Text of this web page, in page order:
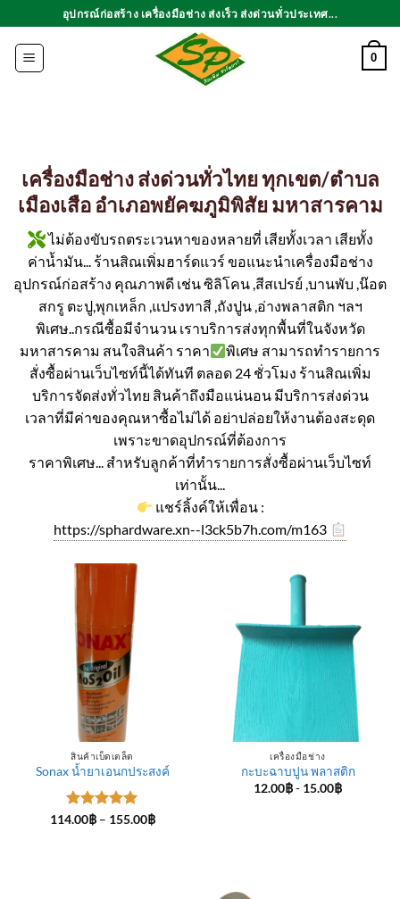
ไป
เนื้อหา
อุปกรณ์ก่อสร้าง เครื่องมือช่าง ส่งเร็ว ส่งด่วนทั่วประเทศ...
0
เครื่องมือช่าง ส่งด่วนทั่วไทย ทุกเขต/ตำบล
เมืองเสือ อำเภอพยัคฆภูมิพิสัย มหาสารคาม
ไม่ต้องขับรถตระเวนหาของหลายที่ เสียทั้งเวลา เสียทั้ง
ค่าน้ำมัน... ร้านสิณเพิ่มฮาร์ดแวร์ ขอแนะนำเครื่องมือช่าง
อุปกรณ์ก่อสร้าง คุณภาพดี เช่น ซิลิโคน ,สีสเปรย์ ,บานพับ ,น๊อต
สกรู ตะปู,พุกเหล็ก ,แปรงทาสี ,ถังปูน ,อ่างพลาสติก ฯลฯ
พิเศษ..กรณีซื้อมีจำนวน เราบริการส่งทุกพื้นที่ในจังหวัด
มหาสารคาม สนใจสินค้า ราคา
พิเศษ สามารถทำรายการ
สั่งซื้อผ่านเว็บไซท์นี้ได้ทันที ตลอด 24 ชั่วโมง ร้านสิณเพิ่ม
บริการจัดส่งทั่วไทย สินค้าถึงมือแน่นอน มีบริการส่งด่วน
เวลาที่มีค่าของคุณหาซื้อไม่ได้ อย่าปล่อยให้งานต้องสะดุด
เพราะขาดอุปกรณ์ที่ต้องการ
ราคาพิเศษ... สำหรับลูกค้าที่ทำรายการสั่งซื้อผ่านเว็บไซท์
เท่านั้น...
แชร์ลิ้งค์ให้เพื่อน :
https://sphardware.xn--l3ck5b7h.com/m163
สินค้าเบ็ดเตล็ด
Sonax น้ำยาเอนกประสงค์
ให้คะแนน
114.00฿ – 155.00฿Price
เครื่องมือช่าง
กะบะฉาบปูน พลาสติก
12.00฿- 15.00฿